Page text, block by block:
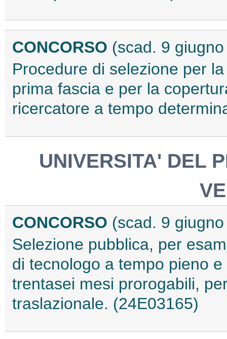
CONCORSO (scad. 9
Procedure di selezione per
prima fascia e per la
ricercatore a tempo
UNIVERSITA' DEL
CONCORSO (scad. 9
Selezione pubblica, per
di tecnologo a tempo pieno
trentasei mesi prorogabili,
traslazionale. (24E03165)